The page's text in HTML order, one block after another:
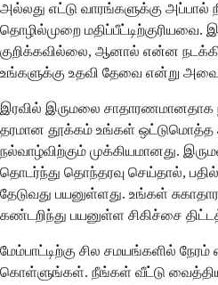
அல்லது எட்டு வாரங்களுக்கு அப்பால்
தொழில்முறை மதிப்பீட்டிற்குரியவை.
குறிக்கவில்லை, ஆனால் என்ன
உங்களுக்கு உதவி தேவை என்று
இரவில் இருமலை
தரமான தூக்கம் உங்கள் ஒட்டுமொத்த
நல்வாழ்விற்கும் முக்கியமானது.
தொடர்ந்து தொந்தரவு செய்தால்,
தேடுவது பயனுள்ளது. உங்கள்
கண்டறிந்து பயனுள்ள சிகிச்சை
மேம்பாட்டிற்கு சில சமயங்களில்
கொள்ளுங்கள். நீங்கள் வீட்டு